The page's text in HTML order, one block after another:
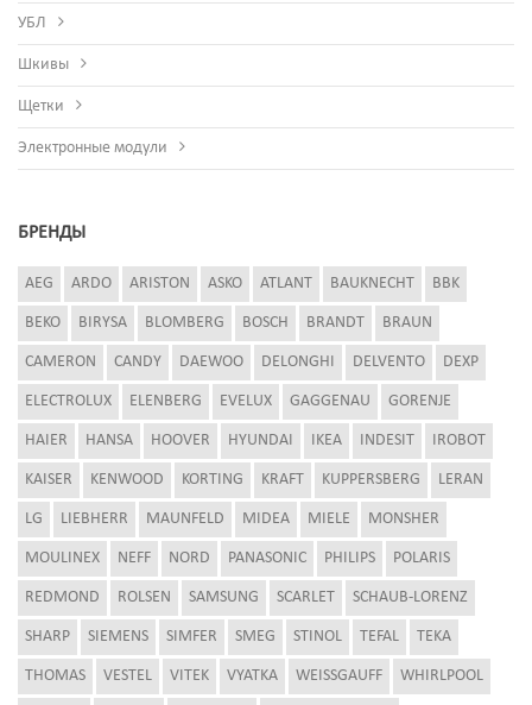
УБЛ
Шкивы
Щетки
Электронные модули
БРЕНДЫ
AEG ARDO ARISTON ASKO ATLANT BAUKNECHT BBK
BEKO BIRYSA BLOMBERG BOSCH BRANDT BRAUN
CAMERON CANDY DAEWOO DELONGHI DELVENTO DEXP
ELECTROLUX ELENBERG EVELUX GAGGENAU GORENJE
HAIER HANSA HOOVER HYUNDAI IKEA INDESIT IROBOT
KAISER KENWOOD KORTING KRAFT KUPPERSBERG LERAN
LG LIEBHERR MAUNFELD MIDEA MIELE MONSHER
MOULINEX NEFF NORD PANASONIC PHILIPS POLARIS
REDMOND ROLSEN SAMSUNG SCARLET SCHAUB-LORENZ
SHARP SIEMENS SIMFER SMEG STINOL TEFAL TEKA
THOMAS VESTEL VITEK VYATKA WEISSGAUFF WHIRLPOOL